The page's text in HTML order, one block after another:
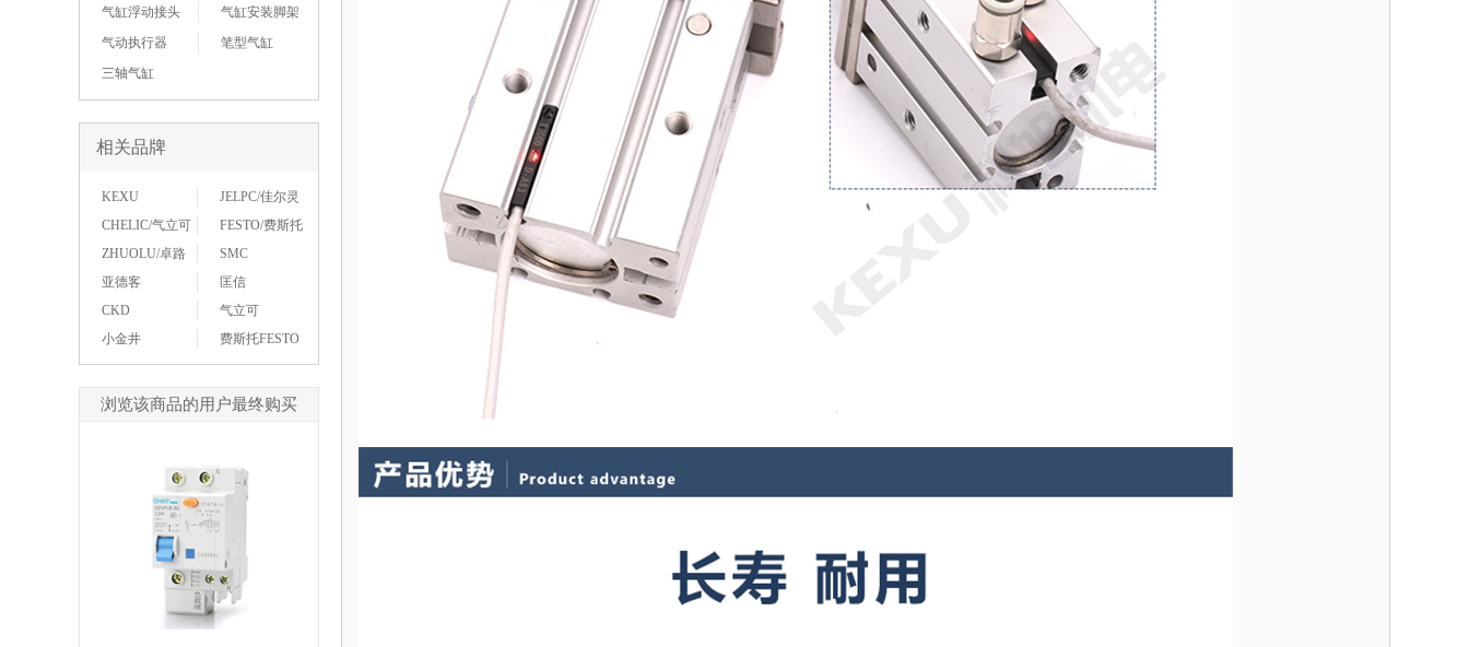
气缸浮动接头
气缸安装脚架
气动执行器
笔型气缸
三轴气缸
相关品牌
KEXU
JELPC/佳尔灵
CHELIC/气立可
FESTO/费斯托
ZHUOLU/卓路
SMC
亚德客
匡信
CKD
气立可
小金井
费斯托FESTO
浏览该商品的用户最终购买